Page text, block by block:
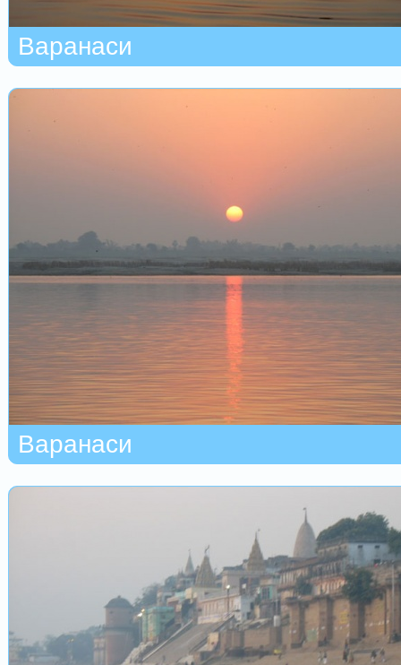
Варанаси
Варанаси